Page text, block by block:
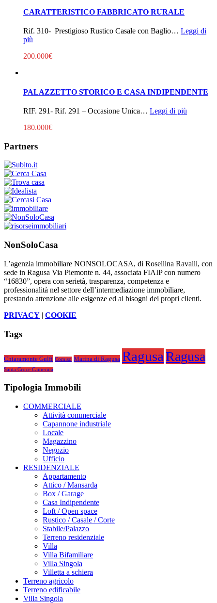
CARATTERISTICO FABBRICATO RURALE
Rif. 310- Prestigioso Rustico Casale con Baglio… Leggi di
più
200.000€
PALAZZETTO STORICO E CASA INDIPENDENTE
RIF. 291- Rif. 291 – Occasione Unica… Leggi di più
180.000€
Partners
NonSoloCasa
L’agenzia immobiliare NONSOLOCASA, di Rosellina Ravalli, con
sede in Ragusa Via Piemonte n. 44, associata FIAIP con numero
“16830”, opera con serietà, trasparenza, competenza e
professionalità nel settore dell’intermediazione immobiliare,
prestando attenzione alle esigenze ed ai bisogni dei propri clienti.
PRIVACY | COOKIE
Tags
Chiaramonte Gulfi Comiso Marina di Ragusa RagusaRagusa
Santa Croce Camerina
Tipologia Immobili
COMMERCIALE
Attività commerciale
Capannone industriale
Locale
Magazzino
Negozio
Ufficio
RESIDENZIALE
Appartamento
Attico / Mansarda
Box / Garage
Casa Indipendente
Loft / Open space
Rustico / Casale / Corte
Stabile/Palazzo
Terreno residenziale
Villa
Villa Bifamiliare
Villa Singola
Villetta a schiera
Terreno agricolo
Terreno edificabile
Villa Singola